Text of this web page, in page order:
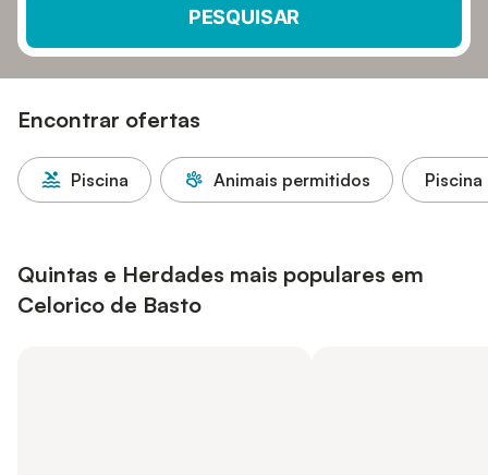
PESQUISAR
Encontrar ofertas
Piscina Animais permitidos
Quintas e Herdades mais populares em
Celorico de Basto